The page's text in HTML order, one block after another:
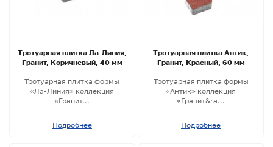
Тротуарная плитка Ла-Линия,
Гранит, Коричневый, 40 мм
Тротуарная плитка формы
«Ла-Линия» коллекция
«Гранит...
Подробнее
Тротуарная плитка Антик,
Гранит, Красный, 60 мм
Тротуарная плитка формы
«Антик» коллекция
«Гранит&ra...
Подробнее